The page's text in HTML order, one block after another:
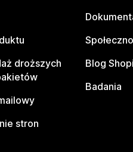
droższych
stron
Blog
Badania